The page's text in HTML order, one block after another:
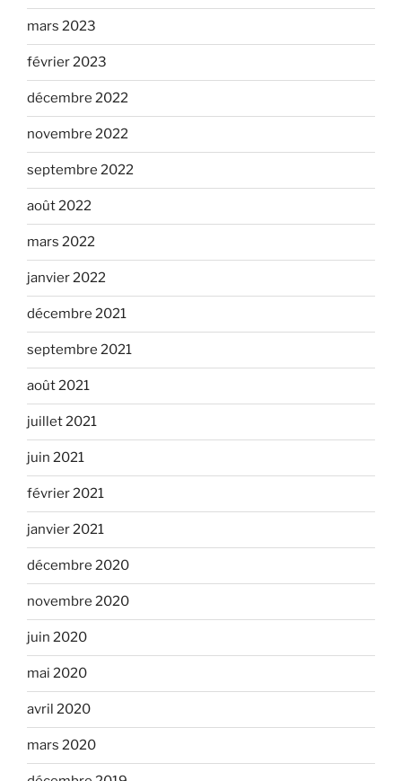
mars 2023
février 2023
décembre 2022
novembre 2022
septembre 2022
août 2022
mars 2022
janvier 2022
décembre 2021
septembre 2021
août 2021
juillet 2021
juin 2021
février 2021
janvier 2021
décembre 2020
novembre 2020
juin 2020
mai 2020
avril 2020
mars 2020